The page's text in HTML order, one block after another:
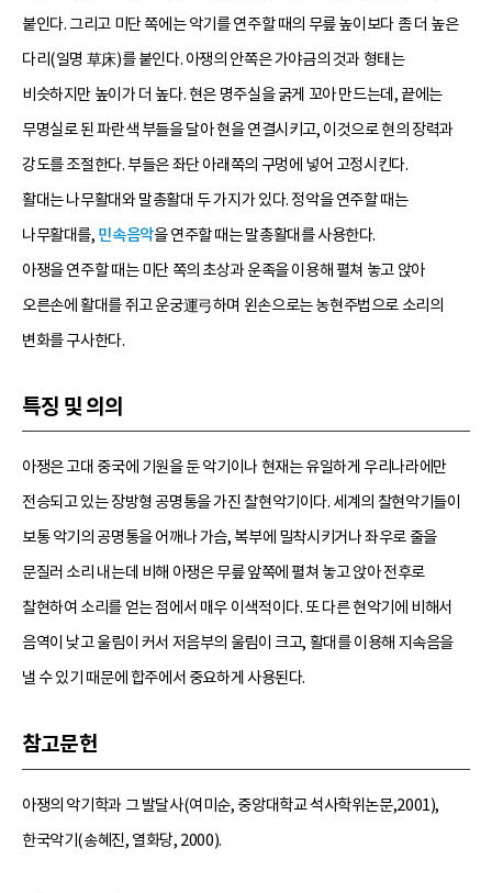
붙인다. 그리고 미단 쪽에는 악기를 연주할 때의 무릎 높이보다 좀 더 높은
다리(일명 草床)를 붙인다. 아쟁의 안쪽은 가야금의 것과 형태는
비슷하지만 높이가 더 높다. 현은 명주실을 굵게 꼬아 만드는데, 끝에는
무명실로 된 파란색 부들을 달아 현을 연결시키고, 이것으로 현의 장력과
강도를 조절한다. 부들은 좌단 아래쪽의 구멍에 넣어 고정시킨다.
활대는 나무활대와 말총활대 두 가지가 있다. 정악을 연주할 때는
나무활대를, 민속음악을 연주할 때는 말총활대를 사용한다.
아쟁을 연주할 때는 미단 쪽의 초상과 운족을 이용해 펼쳐 놓고 앉아
오른손에 활대를 쥐고 운궁運弓하며 왼손으로는 농현주법으로 소리의
변화를 구사한다.
특징 및 의의
아쟁은 고대 중국에 기원을 둔 악기이나 현재는 유일하게 우리나라에만
전승되고 있는 장방형 공명통을 가진 찰현악기이다. 세계의 찰현악기들이
보통 악기의 공명통을 어깨나 가슴, 복부에 밀착시키거나 좌우로 줄을
문질러 소리 내는데 비해 아쟁은 무릎 앞쪽에 펼쳐 놓고 앉아 전후로
찰현하여 소리를 얻는 점에서 매우 이색적이다. 또 다른 현악기에 비해서
음역이 낮고 울림이 커서 저음부의 울림이 크고, 활대를 이용해 지속음을
낼 수 있기 때문에 합주에서 중요하게 사용된다.
참고문헌
아쟁의 악기학과 그 발달사(여미순, 중앙대학교 석사학위논문,2001),
한국악기(송혜진, 열화당, 2000).